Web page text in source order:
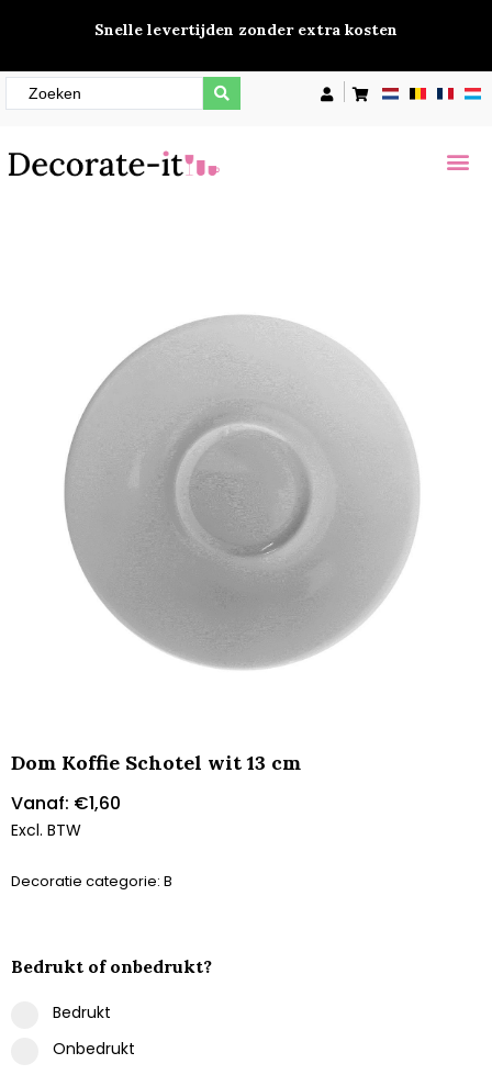
Dom Koffie Schotel wit 13 cm
Vanaf: €1,60
Excl. BTW
Decoratie categorie: B
Bedrukt of onbedrukt?
Bedrukt
Onbedrukt